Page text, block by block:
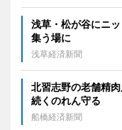
浅草・松が谷にニ
集う場に
浅草経済新聞
北習志野の老舗精
続くのれん守る
船橋経済新聞